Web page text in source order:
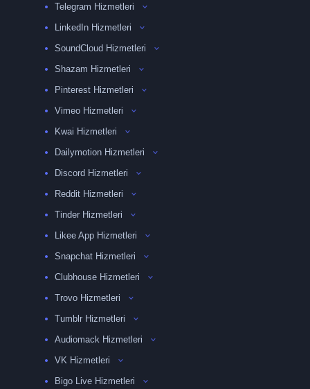
Telegram Hizmetleri
LinkedIn Hizmetleri
SoundCloud Hizmetleri
Shazam Hizmetleri
Pinterest Hizmetleri
Vimeo Hizmetleri
Kwai Hizmetleri
Dailymotion Hizmetleri
Discord Hizmetleri
Reddit Hizmetleri
Tinder Hizmetleri
Likee App Hizmetleri
Snapchat Hizmetleri
Clubhouse Hizmetleri
Trovo Hizmetleri
Tumblr Hizmetleri
Audiomack Hizmetleri
VK Hizmetleri
Bigo Live Hizmetleri